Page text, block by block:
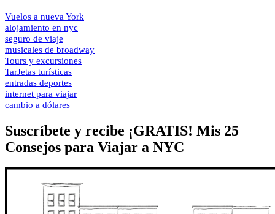
Vuelos a nueva York
alojamiento en nyc
seguro de viaje
musicales de broadway
Tours y excursiones
TarJetas turísticas
entradas deportes
internet para viajar
cambio a dólares
Suscríbete y recibe ¡GRATIS! Mis 25
Consejos para Viajar a NYC